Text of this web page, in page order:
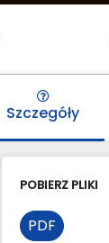
Szczegóły
POBIERZ PLIKI
PDF